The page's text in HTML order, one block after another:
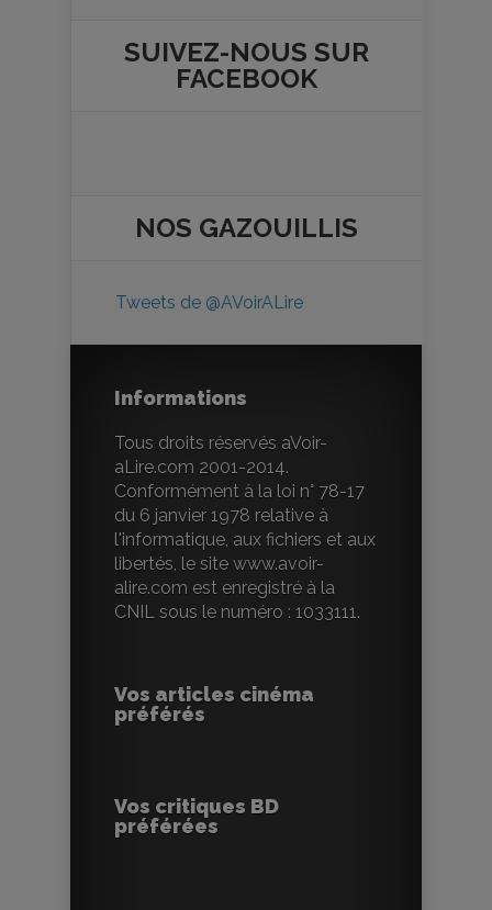
SUIVEZ-NOUS SUR
FACEBOOK
NOS GAZOUILLIS
Tweets de @AVoirALire
Informations
Tous droits réservés aVoir-
aLire.com 2001-2014.
Conformément à la loi n° 78-17
du 6 janvier 1978 relative à
l'informatique, aux fichiers et aux
libertés, le site www.avoir-
alire.com est enregistré à la
CNIL sous le numéro : 1033111.
Vos articles cinéma
préférés
Vos critiques BD
préférées